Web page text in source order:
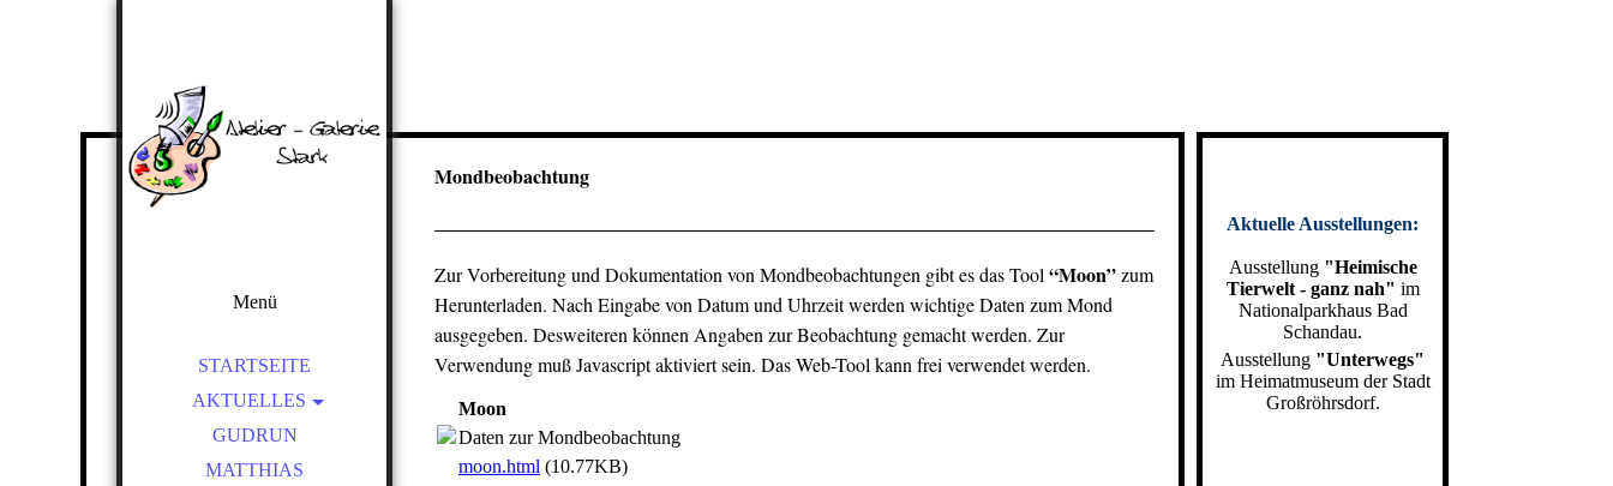
Menü
STARTSEITE
AKTUELLES
AUSSTELLUNGEN
FOTOS UND BERICHTE
GUDRUN
MATTHIAS
Mondbeobachtung
Zur Vorbereitung und Dokumentation von Mondbeobachtungen gibt es das Tool“Moon”zum
Herunterladen. Nach Eingabe von Datum und Uhrzeit werden wichtige Daten zum Mond
ausgegeben. Desweiteren können Angaben zur Beobachtung gemacht werden. Zur
Verwendung muß Javascript aktiviert sein. Das Web-Tool kann frei verwendet werden.
Moon
Daten zur Mondbeobachtung
moon.html (10.77KB)
Aktuelle Ausstellungen:
Ausstellung "Heimische
Tierwelt - ganz nah" im
Nationalparkhaus Bad
Schandau.
Ausstellung "Unterwegs"
im Heimatmuseum der Stadt
Großröhrsdorf.